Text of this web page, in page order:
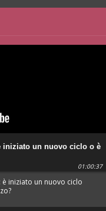
iniziato un nuovo ciclo o è
01:00:37
iniziato un nuovo ciclo